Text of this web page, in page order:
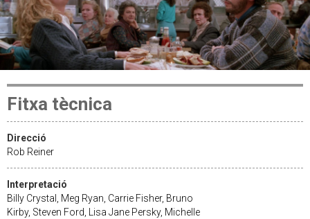
Fitxa tècnica
Direcció
Rob Reiner
Interpretació
Billy Crystal, Meg Ryan, Carrie Fisher, Bruno
Kirby, Steven Ford, Lisa Jane Persky, Michelle